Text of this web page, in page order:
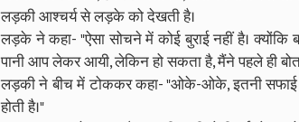
लड़की आश्चर्य से लड़के को देखती है।
लड़के ने कहा- "ऐसा सोचने में कोई बुराई नहीं है।
पानी आप लेकर आयी, लेकिन हो सकता है, मैंने पहले ही
लड़की ने बीच में टोककर कहा- "ओके-ओके, इतनी सफाई
होती है।"